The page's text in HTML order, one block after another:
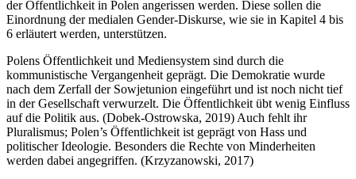
der Öffentlichkeit in Polen angerissen werden. Diese sollen die
Einordnung der medialen Gender-Diskurse, wie sie in Kapitel 4 bis
6 erläutert werden, unterstützen.
Polens Öffentlichkeit und Mediensystem sind durch die
kommunistische Vergangenheit geprägt. Die Demokratie wurde
nach dem Zerfall der Sowjetunion eingeführt und ist noch nicht tief
in der Gesellschaft verwurzelt. Die Öffentlichkeit übt wenig Einfluss
auf die Politik aus. (Dobek-Ostrowska, 2019) Auch fehlt ihr
Pluralismus; Polen’s Öffentlichkeit ist geprägt von Hass und
politischer Ideologie. Besonders die Rechte von Minderheiten
werden dabei angegriffen. (Krzyzanowski, 2017)